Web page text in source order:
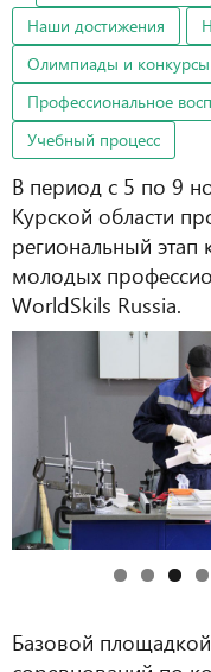
Наши достижения
Олимпиады и конкурсы
Профессиональное
Учебный процесс
В период с 5 по 9
Курской области
региональный этап
молодых
WorldSkils Russia.
Базовой